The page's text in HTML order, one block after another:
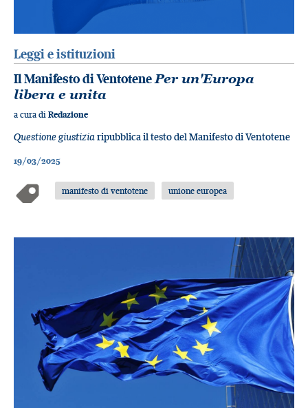
Leggi e istituzioni
Il Manifesto di VentotenePer un'Europa
libera e unita
a cura di Redazione
Questione giustiziaripubblica il testo del Manifesto di Ventotene
19/03/2025
manifesto di ventotene unione europea